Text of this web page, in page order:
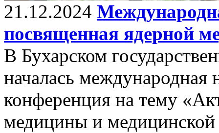
21.12.2024
посвященная ядерной
В Бухарском
началась международная
конференция на тему
медицины и